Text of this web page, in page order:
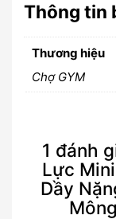
Thông tin
Thương hiệu
Chợ GYM
1 đánh
Lực
Dầy